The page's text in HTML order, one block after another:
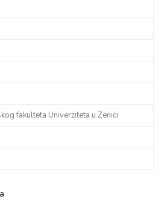
fakulteta Univerziteta u Zenici